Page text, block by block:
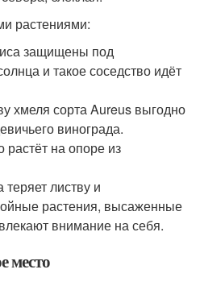
растениями:
защищены под
и такое соседство идёт
хмеля сорта Aureus выгодно
винограда.
растёт на опоре из
листву и
растения, высаженные
внимание на себя.
место